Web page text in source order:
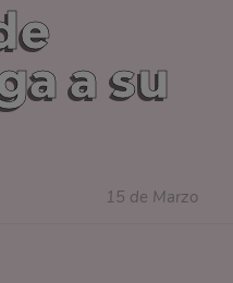
a su
15 de Marzo